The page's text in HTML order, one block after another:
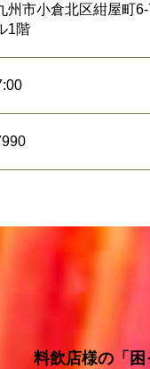
州市小倉北区紺屋町
1階
料飲店様の「